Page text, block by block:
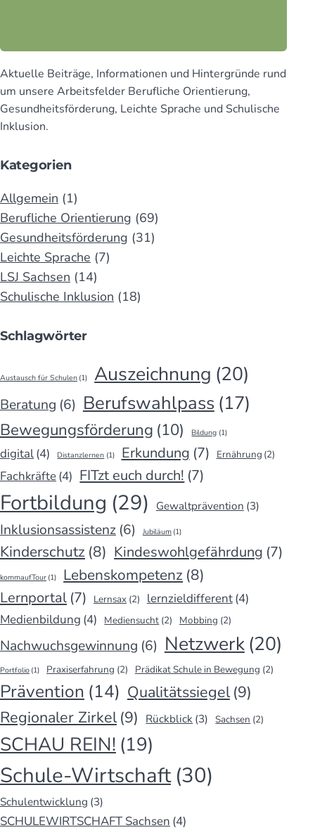
Aktuelle Beiträge, Infor­mationen und Hinter­gründe rund
um unsere Arbeits­felder Beruf­liche Orien­tierung,
Gesund­heits­för­derung, Leichte Sprache und Schu­lische
Inklusion.
Kategorien
Allgemein (1)
Berufliche Orientierung (69)
Gesundheitsförderung (31)
Leichte Sprache (7)
LSJ Sachsen (14)
Schulische Inklusion (18)
Schlagwörter
Austausch für Schulen (1) Auszeichnung (20)
Beratung (6) Berufswahlpass (17)
Bewegungsförderung (10) Bildung (1)
digital(4) Distanzlernen (1) Erkundung (7) Ernährung (2)
Fachkräfte(4) FITzt euch durch! (7)
Fortbildung (29) Gewaltprävention (3)
Inklusionsassistenz (6) Jubiläum (1)
Kinderschutz (8) Kindeswohlgefährdung (7)
kommaufTour (1) Lebenskompetenz (8)
Lernportal (7) Lernsax (2) lernzieldifferent(4)
Medienbildung (4) Mediensucht (2) Mobbing (2)
Nachwuchsgewinnung (6) Netzwerk(20)
Portfolio (1) Praxiserfahrung (2) Prädikat Schule in Bewegung (2)
Prävention (14) Qualitätssiegel (9)
Regionaler Zirkel (9) Rückblick (3) Sachsen (2)
SCHAU REIN! (19)
Schule-Wirtschaft (30)
Schulentwicklung (3)
SCHULEWIRTSCHAFT Sachsen (4)